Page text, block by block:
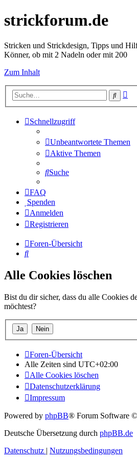
strickforum.de
Stricken und Strickdesign, Tipps und
Könner, ob mit 2 Nadeln oder mit 200
Zum Inhalt
Suche
Schnellzugriff
Unbeantwortete Themen
Aktive Themen
Suche
FAQ
Spenden
Anmelden
Registrieren
Foren-Übersicht
Suche
Alle Cookies löschen
Bist du dir sicher, dass du alle Cookies
möchtest?
Foren-Übersicht
Alle Zeiten sind UTC+02:00
Alle Cookies löschen
Datenschutzerklärung
Impressum
Powered by phpBB® Forum Software
Deutsche Übersetzung durch phpBB.de
Datenschutz | Nutzungsbedingungen